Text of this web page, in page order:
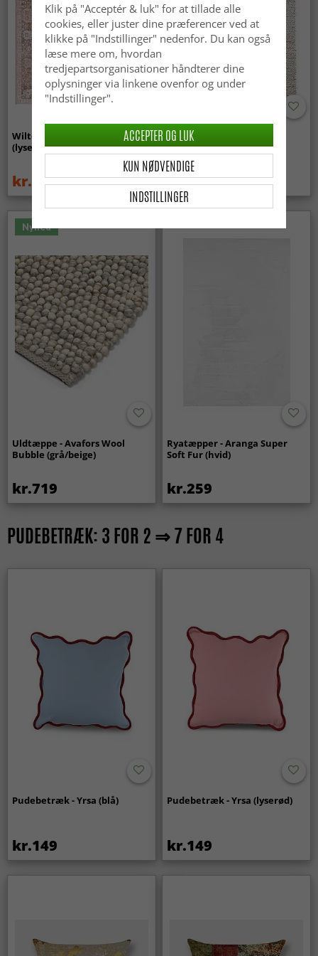
Wilton-tæppe - Gombalia
(lyserød)
kr.339 kr.449
Uldtæppe - Avafors Wool
Bubble (natural)
kr.719
Nyhed
Uldtæppe - Avafors Wool
Bubble (grå/beige)
kr.719
Ryatæpper - Aranga Super
Soft Fur (hvid)
kr.259
PUDEBETRÆK: 3 FOR 2 ⇒ 7 FOR 4
Pudebetræk - Yrsa (blå)
kr.149
Pudebetræk - Yrsa (lyserød)
kr.149
Klik på "Acceptér & luk" for at tillade alle
cookies, eller juster dine præferencer ved at
klikke på "Indstillinger" nedenfor. Du kan også
læse mere om, hvordan
tredjepartsorganisationer håndterer dine
oplysninger via linkene ovenfor og under
"Indstillinger".
INDSTILLINGER
KUN NØDVENDIGE
ACCEPTER OG LUK